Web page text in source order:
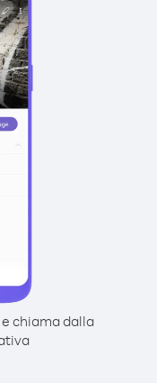
chiama dalla